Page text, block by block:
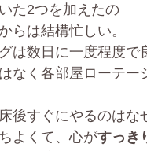
た2つを加えたの
らは結構忙しい。
は数日に一度程度
なく各部屋ローテー
後すぐにやるのはな
よくて、心がすっき